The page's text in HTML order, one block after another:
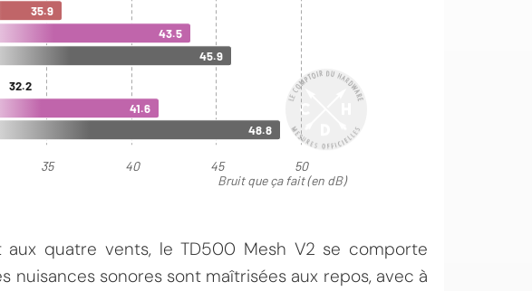
quatre vents, le TD500 Mesh V2 se comporte
nuisances sonores sont maîtrisées aux repos, avec à